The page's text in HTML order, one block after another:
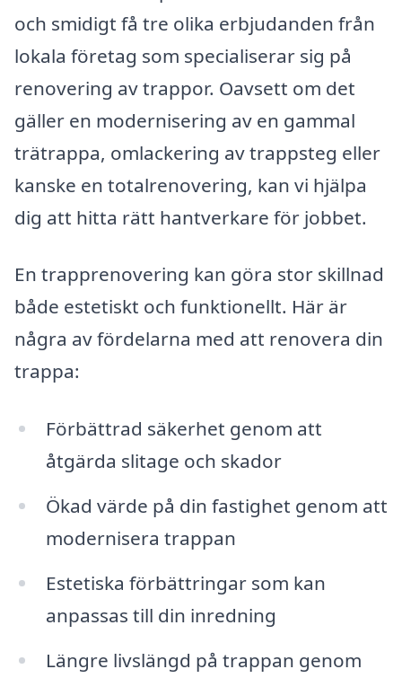
och smidigt få tre olika erbjudanden från
lokala företag som specialiserar sig på
renovering av trappor. Oavsett om det
gäller en modernisering av en gammal
trätrappa, omlackering av trappsteg eller
kanske en totalrenovering, kan vi hjälpa
dig att hitta rätt hantverkare för jobbet.
En trapprenovering kan göra stor skillnad
både estetiskt och funktionellt. Här är
några av fördelarna med att renovera din
trappa:
Förbättrad säkerhet genom att
åtgärda slitage och skador
Ökad värde på din fastighet genom att
modernisera trappan
Estetiska förbättringar som kan
anpassas till din inredning
Längre livslängd på trappan genom